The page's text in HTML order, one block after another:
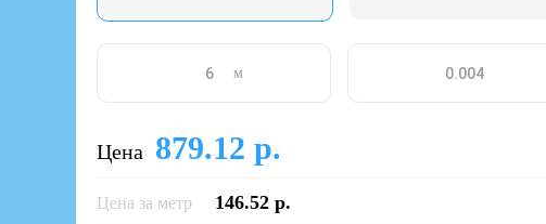
м
Цена 879.12 р.
Цена за метр 146.52 р.